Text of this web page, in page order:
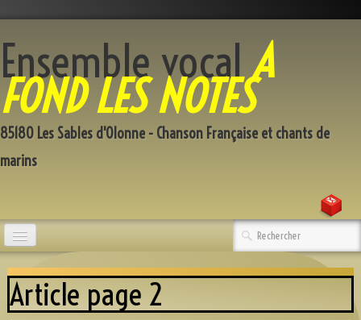
Ensemble vocalA
FOND LES NOTES
85180 Les Sables d'Olonne - Chanson Française et chants de
marins
Accueil
Qui sommes-nous
Article page 2